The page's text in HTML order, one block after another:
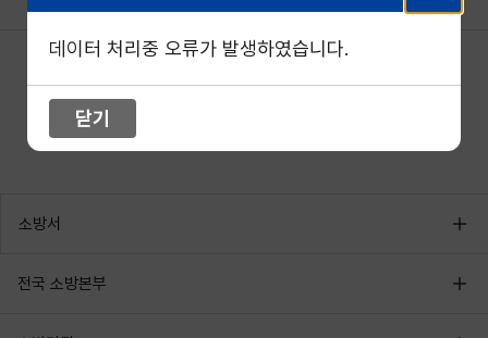
소방서
전국 소방본부
데이터 처리중 오류가 발생하였습니다.
닫기